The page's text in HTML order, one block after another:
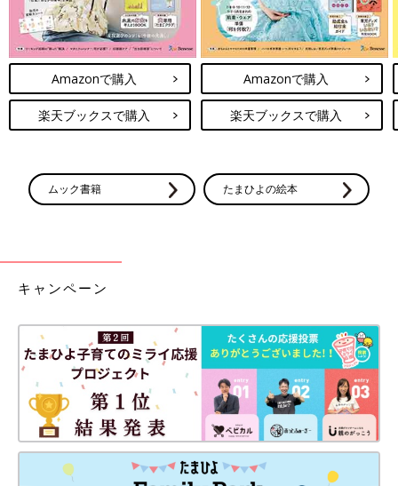
Amazonで購入
楽天ブックスで購入
Amazonで購入
楽天ブックスで購入
ムック書籍 たまひよの絵本
キャンペーン